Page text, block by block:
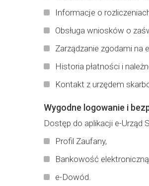
Informacje o
Obsługa wniosków o
Zarządzanie zgodami
Historia płatności i
Kontakt z urzędem
Wygodne logowanie i
Dostęp do aplikacji e-Urząd
Profil Zaufany,
Bankowość
e-Dowód.